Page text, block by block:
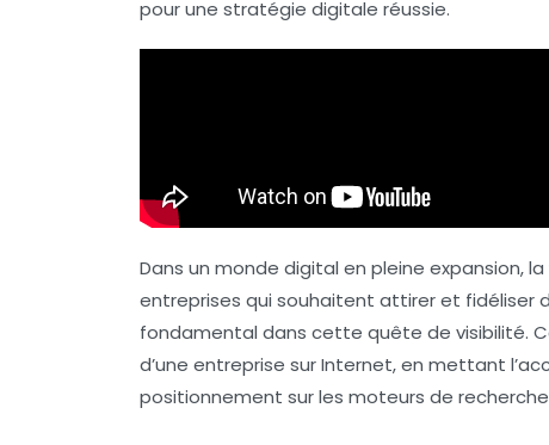
pour une stratégie digitale réussie.
Dans un monde digital en pleine expansion, la
entreprises qui souhaitent attirer et fidéliser
fondamental dans cette quête de visibilité.
d’une entreprise sur Internet, en mettant
positionnement sur les moteurs de